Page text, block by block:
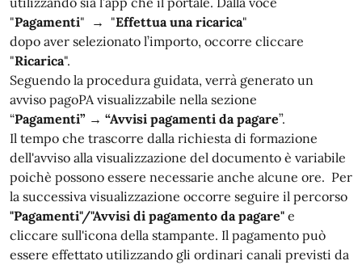
"Pagamenti" → "Effettua una ricarica"
dopo aver selezionato l’importo, occorre cliccare
"Ricarica".
Seguendo la procedura guidata, verrà generato un
avviso pagoPA visualizzabile nella sezione
“Pagamenti” → “Avvisi pagamenti da pagare”.
Il tempo che trascorre dalla richiesta di formazione
dell'avviso alla visualizzazione del documento è variabile
poichè possono essere necessarie anche alcune ore. Per
la successiva visualizzazione occorre seguire il percorso
"Pagamenti"/"Avvisi di pagamento da pagare" e
cliccare sull'icona della stampante. Il pagamento può
essere effettato utilizzando gli ordinari canali previsti da